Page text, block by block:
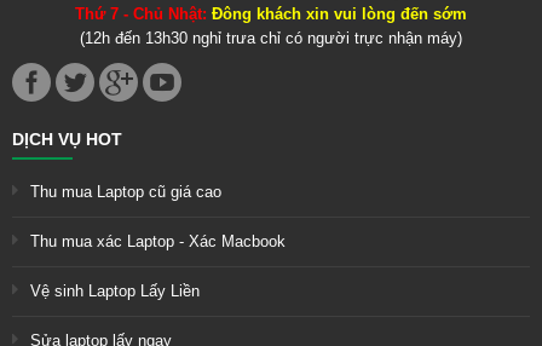
Thứ 7 - Chủ Nhật: Đông khách xin vui lòng đến sớm
(12h đến 13h30 nghỉ trưa chỉ có người trực nhận máy)
DỊCH VỤ HOT
Thu mua Laptop cũ giá cao
Thu mua xác Laptop - Xác Macbook
Vệ sinh Laptop Lấy Liền
Sửa laptop lấy ngay